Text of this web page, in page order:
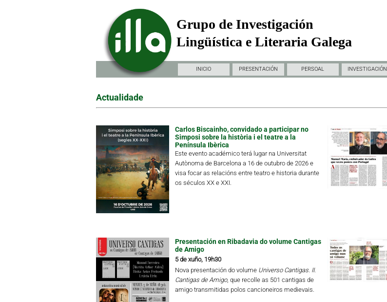
Grupo de Investigación
Lingüística e Literaria Galega
INICIO PRESENTACIÓN PERSOAL INVESTIGACIÓN
Actualidade
Carlos Biscainho, convidado a participar no
Simposi sobre la història i el teatre a la
Península Ibèrica
Este evento académico terá lugar na Universitat
Autònoma de Barcelona a 16 de outubro de 2026 e
visa focar as relacións entre teatro e historia durante
os séculos XX e XXI.
Presentación en Ribadavia do volume Cantigas
de Amigo
5 de xuño, 19h30
Nova presentación do volume Universo Cantigas. II.
Cantigas de Amigo, que recolle as 501 cantigas de
amigo transmitidas polos cancioneiros medievais.